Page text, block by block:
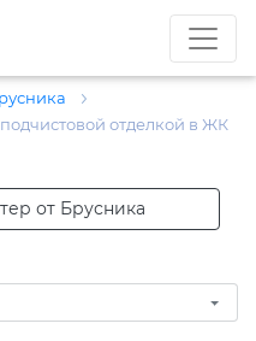
отделкой в ЖК
от Брусника